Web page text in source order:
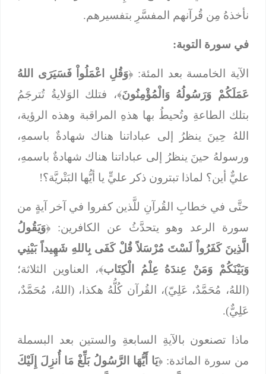
نأخذهُ مِن قُرآنهم المفسَّرِ بتفسيرهم.
في سورة التوبة:
الآية الخامسة بعد المئة: ﴿وَقُلِ اعْمَلُواْ فَسَيَرَى اللهُ
عَمَلَكُمْ وَرَسُولُهُ وَالْمُؤْمِنُونَ﴾، فتلك الوَلايةُ تُترجَمُ
بتلك الطاعةِ وتُحيطُ بها هذهِ المراقبة وهذه الرؤية،
اللهُ حِينَ ينظرُ إلى عباداتنا هناك شهادةٌ باسمهِ،
ورسولهُ حينَ ينظرُ إلى عباداتنا هناك شهادةٌ باسمهِ،
عليٌّ أين؟ لماذا تبترون ذكر عليٍّ يا أيُّها البَتْريَّة؟!
حتَّى في خطابِ القُرآنِ للَّذين كفروا في آخر آيةٍ من
سورة الرعد وهو يتحدَّثُ عن الكافرين: ﴿وَيَقُولُ
الَّذِينَ كَفَرُواْ لَسْتَ مُرْسَلاً قُلْ كَفَى بِاللهِ شَهِيداً بَيْنِي
وَبَيْنَكُمْ وَمَنْ عِندَهُ عِلْمُ الْكِتَاب﴾، العناوين الثلاثة؛
(اللهُ، مُحَمَّدٌ، عَلِيّ)، القُرآن كُلُّهُ هكذا، (اللهُ، مُحَمَّدٌ،
عَلِيٌّ).
ماذا تصنعون بالآيةِ السابعةِ والستين بعد البسملة
من سورة المائدة: ﴿يَا أَيُّهَا الرَّسُولُ بَلِّغْ مَا أُنزِلَ إِلَيْكَ